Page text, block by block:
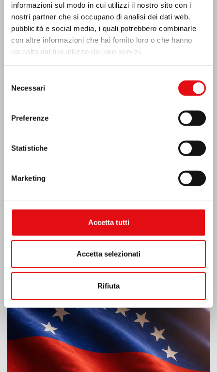
informazioni sul modo in cui utilizzi il nostro sito con i
nostri partner che si occupano di analisi dei dati web,
pubblicità e social media, i quali potrebbero combinarle
con altre informazioni che hai fornito loro o che hanno
raccolto dal tuo utilizzo dei loro servizi.
delNecessari
Preferenze
Statistiche
Marketing
Accetta tutti
Accetta selezionati
Rifiuta
Emergenza terremoto Venezuela